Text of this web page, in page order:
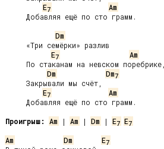
E7
Am
Dm
E7
Am
Dm
Dm7
E7
Am
Проигрыш:
Am | Am | Dm | E7 E7
Am Dm E7